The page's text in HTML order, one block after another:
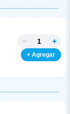
− +
+ Agregar